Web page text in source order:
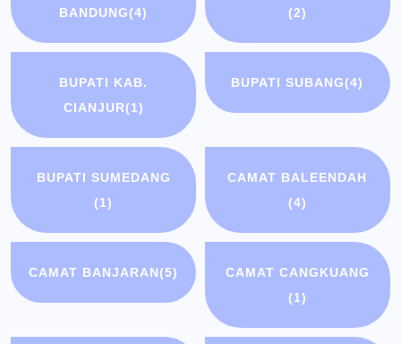
BANDUNG(4) (2)
BUPATI KAB.
CIANJUR(1)
BUPATI SUBANG(4)
BUPATI SUMEDANG
(1)
CAMAT BALEENDAH
(4)
CAMAT BANJARAN(5)
CAMAT CANGKUANG
(1)